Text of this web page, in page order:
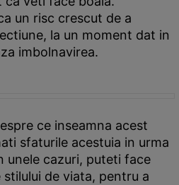
un risc crescut de a
la un moment dat in
imbolnavirea.
ce inseamna acest
sfaturile acestuia in urma
unele cazuri, puteti face
de viata, pentru a